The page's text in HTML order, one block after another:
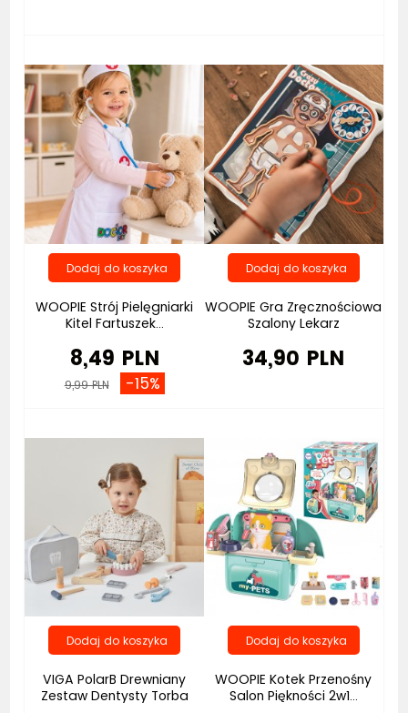
WOOPIE Strój Pielęgniarki
Kitel Fartuszek...
8,49 PLN
9,99 PLN -15%
WOOPIE Gra Zręcznościowa
Szalony Lekarz
34,90 PLN
VIGA PolarB Drewniany
Zestaw Dentysty Torba
WOOPIE Kotek Przenośny
Salon Piękności 2w1...